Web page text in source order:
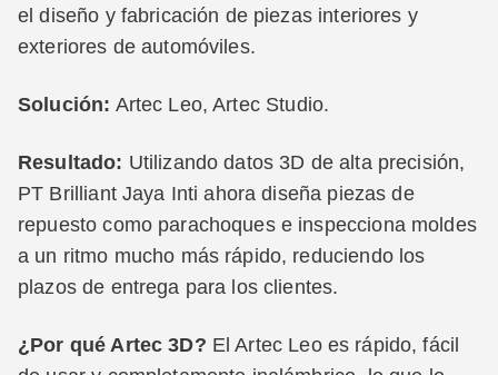
el diseño y fabricación de piezas interiores y
exteriores de automóviles.
Solución: Artec Leo, Artec Studio.
Resultado: Utilizando datos 3D de alta precisión,
PT Brilliant Jaya Inti ahora diseña piezas de
repuesto como parachoques e inspecciona moldes
a un ritmo mucho más rápido, reduciendo los
plazos de entrega para los clientes.
¿Por qué Artec 3D? El Artec Leo es rápido, fácil